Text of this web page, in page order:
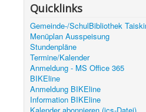
Quicklinks
Gemeinde-/SchulBibliothek
Menüplan Ausspeisung
Stundenpläne
Termine/Kalender
Anmeldung - MS Office 365
BIKEline
Anmeldung BIKEline
Information BIKEline